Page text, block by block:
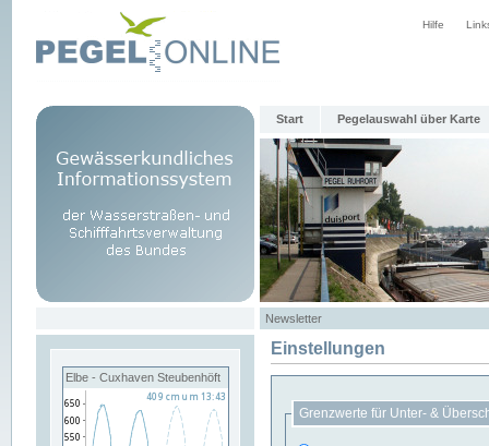
Hilfe
Start Pegelauswahl über Karte
Newsletter
Elbe - Cuxhaven Steubenhöft
Einstellungen
Grenzwerte für Unter- &